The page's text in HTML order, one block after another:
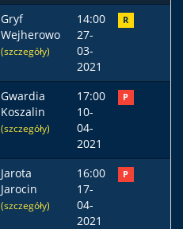
Gryf
Wejherowo
(szczegóły)
14:00
27-
03-
2021
R
Gwardia
Koszalin
(szczegóły)
17:00
10-
04-
2021
P
Jarota
Jarocin
(szczegóły)
16:00
17-
04-
2021
P